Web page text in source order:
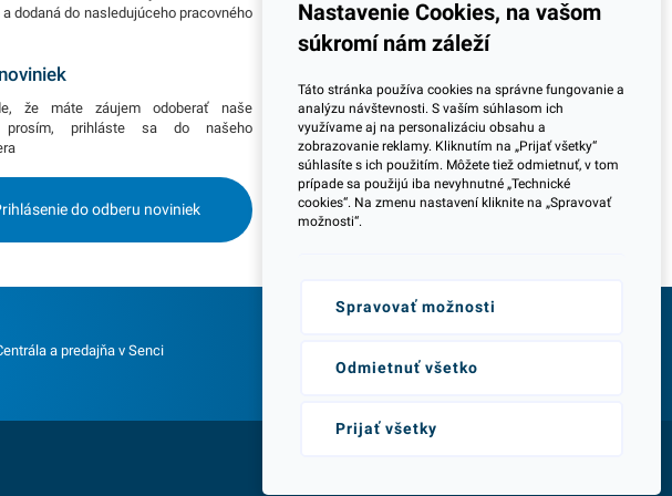
kombinácii s inými dekoráciami.
Vhodná pre široké použitie. Balenie
s číslom 6. V našej ponuke nájdete
ďalšie podobné produkty.
kombinácii s inými dekoráciami.
Vhodná pre široké použitie. Balenie
s číslom 7. V našej ponuke nájdete
ďalšie podobné produkty.
a dodaná do nasledujúceho pracovného
že máte záujem odoberať naše
prosím, prihláste sa do našeho
do odberu noviniek
jeden z dôležitých ukazovateľov zodpovedného
podnikania.
Potrebujete viac informácií ohľadom pravidelnej
dlhodobej spolupráce pri odberoch? Prosím
skontaktujte sa s naším obchodným tímom a
dohodnite si stretnutie kdekoľvek na Slovensku.
Radi Vás navštívime.
a predajňa v Senci
Nastavenie Cookies, na vašom
súkromí nám záleží
Táto stránka používa cookies na správne fungovanie a
analýzu návštevnosti. S vaším súhlasom ich
využívame aj na personalizáciu obsahu a
zobrazovanie reklamy. Kliknutím na „Prijať všetky“
súhlasíte s ich použitím. Môžete tiež odmietnuť, v tom
prípade sa použijú iba nevyhnutné „Technické
cookies“. Na zmenu nastavení kliknite na „Spravovať
možnosti“.
Spravovať možnosti
Odmietnuť všetko
Prijať všetky